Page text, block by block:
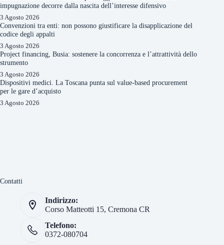
impugnazione decorre dalla nascita dell’interesse difensivo
3 Agosto 2026
Convenzioni tra enti: non possono giustificare la disapplicazione del
codice degli appalti
3 Agosto 2026
Project financing, Busia: sostenere la concorrenza e l’attrattività dello
strumento
3 Agosto 2026
Dispositivi medici. La Toscana punta sul value-based procurement
per le gare d’acquisto
3 Agosto 2026
Contatti
Indirizzo:
Corso Matteotti 15, Cremona CR
Telefono:
0372-080704